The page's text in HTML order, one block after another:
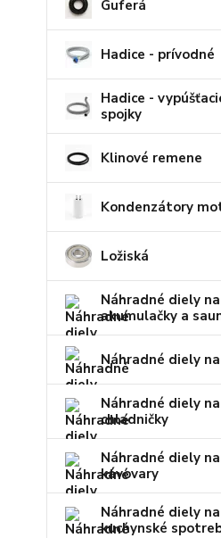
Guferá
Hadice - prívodné
Hadice -
spojky
Klinové remene
Kondenzátory
Ložiská
Náhradné diely na
akumulačky a
Náhradné diely
Náhradné diely na
chladničky
Náhradné diely na
kávovary
Náhradné diely
kuchynské